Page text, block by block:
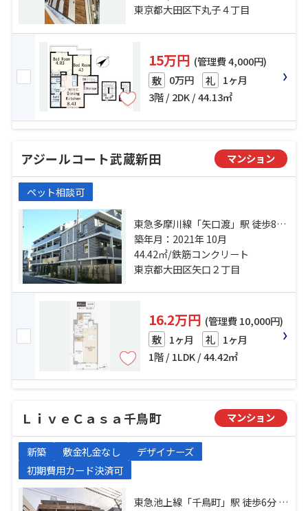
東京都大田区下丸子４丁目
15万円 (管理費 4,000円)
敷 0万円 礼 1ヶ月
3階 / 2DK / 44.13㎡
アジールコート武蔵新田 マンション
ペット相談可
東急多摩川線「矢口渡」駅 徒歩8分
東急多摩川線「武蔵新田」駅 徒歩9
分 東急多摩川線「下丸子」駅 徒歩
17分
築年月：2021年 10月
44.42㎡/鉄筋コンクリート
東京都大田区矢口２丁目
16.2万円 (管理費 10,000円)
敷 1ヶ月 礼 1ヶ月
1階 / 1LDK / 44.42㎡
ＬｉｖｅＣａｓａ千鳥町 マンション
新築 敷金礼金なし
デザイナーズ
初期費用カード決済可
東急池上線「千鳥町」駅 徒歩6分 東